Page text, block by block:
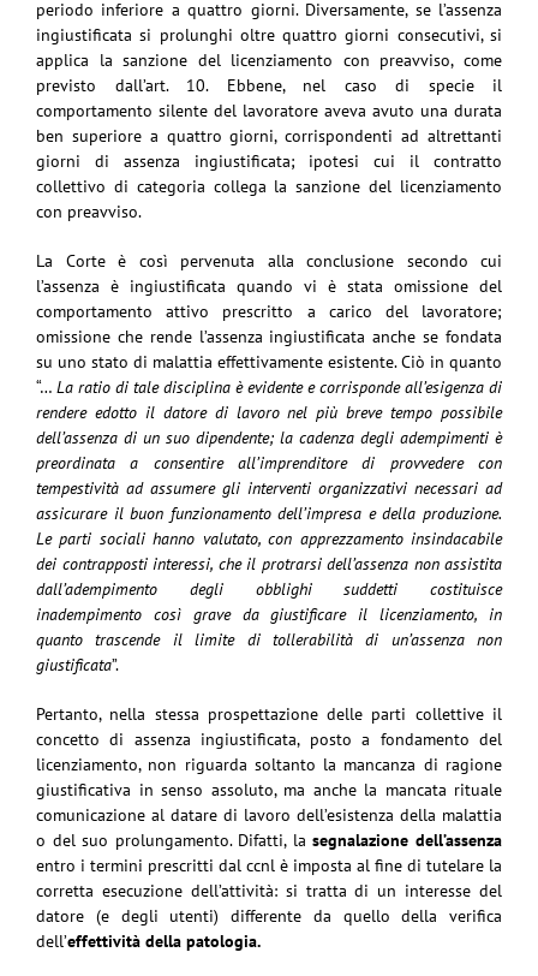
periodo inferiore a quattro giorni. Diversamente, se l’assenza
ingiustificata si prolunghi oltre quattro giorni consecutivi, si
applica la sanzione del licenziamento con preavviso, come
previsto dall’art. 10. Ebbene, nel caso di specie il
comportamento silente del lavoratore aveva avuto una durata
ben superiore a quattro giorni, corrispondenti ad altrettanti
giorni di assenza ingiustificata; ipotesi cui il contratto
collettivo di categoria collega la sanzione del licenziamento
con preavviso.
La Corte è così pervenuta alla conclusione secondo cui
l’assenza è ingiustificata quando vi è stata omissione del
comportamento attivo prescritto a carico del lavoratore;
omissione che rende l’assenza ingiustificata anche se fondata
su uno stato di malattia effettivamente esistente. Ciò in quanto
“… La ratio di tale disciplina è evidente e corrisponde all’esigenza di
rendere edotto il datore di lavoro nel più breve tempo possibile
dell’assenza di un suo dipendente; la cadenza degli adempimenti è
preordinata a consentire all’imprenditore di provvedere con
tempestività ad assumere gli interventi organizzativi necessari ad
assicurare il buon funzionamento dell’impresa e della produzione.
Le parti sociali hanno valutato, con apprezzamento insindacabile
dei contrapposti interessi, che il protrarsi dell’assenza non assistita
dall’adempimento degli obblighi suddetti costituisce
inadempimento così grave da giustificare il licenziamento, in
quanto trascende il limite di tollerabilità di un’assenza non
giustificata”.
Pertanto, nella stessa prospettazione delle parti collettive il
concetto di assenza ingiustificata, posto a fondamento del
licenziamento, non riguarda soltanto la mancanza di ragione
giustificativa in senso assoluto, ma anche la mancata rituale
comunicazione al datare di lavoro dell’esistenza della malattia
o del suo prolungamento. Difatti, lasegnalazione dell’assenza
entro i termini prescritti dal ccnl è imposta al fine di tutelare la
corretta esecuzione dell’attività: si tratta di un interesse del
datore (e degli utenti) differente da quello della verifica
dell’effettività della patologia.